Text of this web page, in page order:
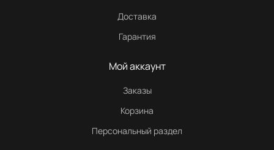
Доставка
Гарантия
Мой аккаунт
Заказы
Корзина
Персональный раздел